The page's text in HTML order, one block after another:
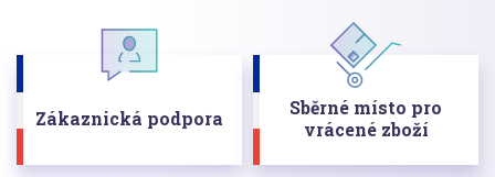
Zákaznická podpora
Sběrné místo pro
vrácené zboží